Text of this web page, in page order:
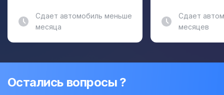
Сдает автомобиль меньше
месяца
Сдает
месяцев
Остались вопросы ?